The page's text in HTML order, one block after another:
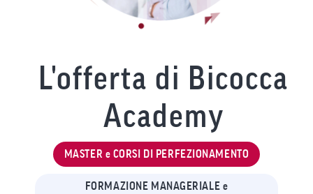
L'offerta di Bicocca
Academy
MASTER e CORSI DI PERFEZIONAMENTO
FORMAZIONE MANAGERIALE e